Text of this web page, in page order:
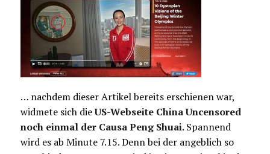
… nachdem dieser Artikel bereits erschienen war,
widmete sich dieUS-Webseite China Uncensored
noch einmal der Causa Peng Shuai. Spannend
wird es ab Minute 7.15. Denn bei der angeblich so